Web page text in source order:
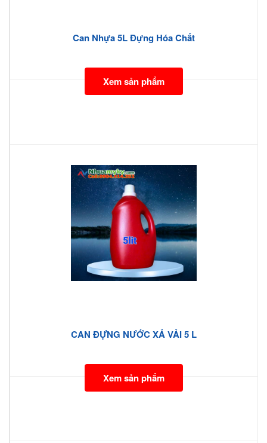
Can Nhựa 5L Đựng Hóa Chất
Xem sản phẩm
CAN ĐỰNG NƯỚC XẢ VẢI 5 L
Xem sản phẩm